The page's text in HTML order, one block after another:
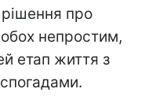
про
непростим,
етап життя з